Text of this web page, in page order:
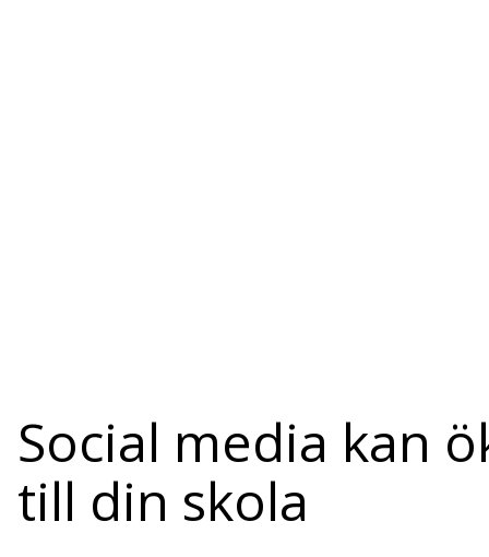
Social media kan
till din skola